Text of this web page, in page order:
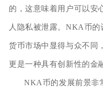
的，这意味着用户可以安
人隐私被泄露。NKA币
货币市场中显得与众不同
更是一种具有创新性的金
NKA币的发展前景非